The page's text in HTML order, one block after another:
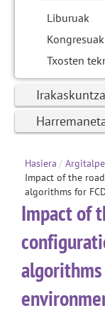
Liburuak
Kongresuak
Txosten
Irakaskuntza
Hasiera /
Impact of the
algorithms for
Impact of